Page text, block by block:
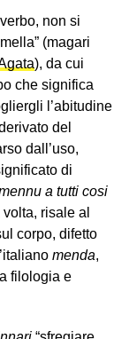
non si
(magari
), da cui
che significa
l’abitudine
del
dall’uso,
di
a tutti cosi
risale al
corpo, difetto
menda,
filologia e